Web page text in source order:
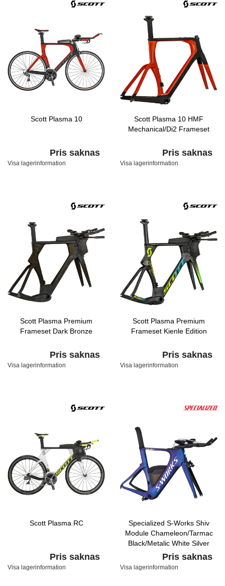
Scott Plasma 10
Pris saknas
Visa lagerinformation
Scott Plasma 10 HMF
Mechanical/Di2 Frameset
Pris saknas
Visa lagerinformation
Scott Plasma Premium
Frameset Dark Bronze
Pris saknas
Visa lagerinformation
Scott Plasma Premium
Frameset Kienle Edition
Pris saknas
Visa lagerinformation
Scott Plasma RC
Pris saknas
Visa lagerinformation
Specialized S-Works Shiv
Module Chameleon/Tarmac
Black/Metalic White Silver
Pris saknas
Visa lagerinformation